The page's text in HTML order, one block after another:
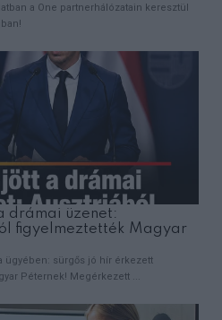
a feleségét